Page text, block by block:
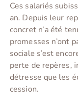
Ces salariés
an. Depuis leur
concret n’a été
promesses n’ont
sociale s’est
perte de repères,
détresse que les
cession.